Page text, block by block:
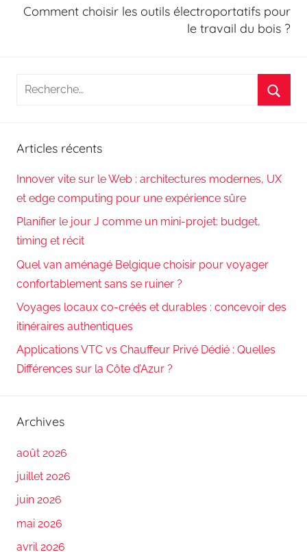
Comment choisir les outils électroportatifs pour
le travail du bois ?
Recherche
Articles récents
Innover vite sur le Web : architectures modernes, UX
et edge computing pour une expérience sûre
Planifier le jour J comme un mini-projet: budget,
timing et récit
Quel van aménagé Belgique choisir pour voyager
confortablement sans se ruiner ?
Voyages locaux co-créés et durables : concevoir des
itinéraires authentiques
Applications VTC vs Chauffeur Privé Dédié : Quelles
Différences sur la Côte d’Azur ?
Archives
août 2026
juillet 2026
juin 2026
mai 2026
avril 2026